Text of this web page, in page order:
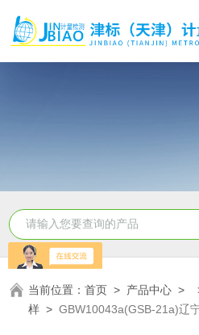
当前位置：首页 > 产品中心 >
样 >GBW10043a(GSB-21a)辽